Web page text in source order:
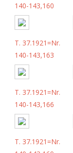
140-143,160
T. 37.1921=Nr.
140-143,163
T. 37.1921=Nr.
140-143,166
T. 37.1921=Nr.